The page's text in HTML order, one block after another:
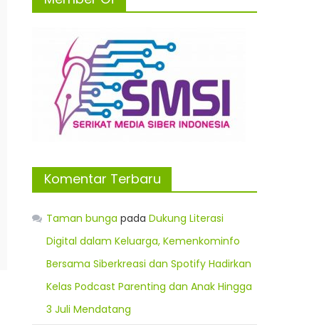
Komentar Terbaru
Taman bunga padaDukung Literasi
Digital dalam Keluarga, Kemenkominfo
Bersama Siberkreasi dan Spotify Hadirkan
Kelas Podcast Parenting dan Anak Hingga
3 Juli Mendatang